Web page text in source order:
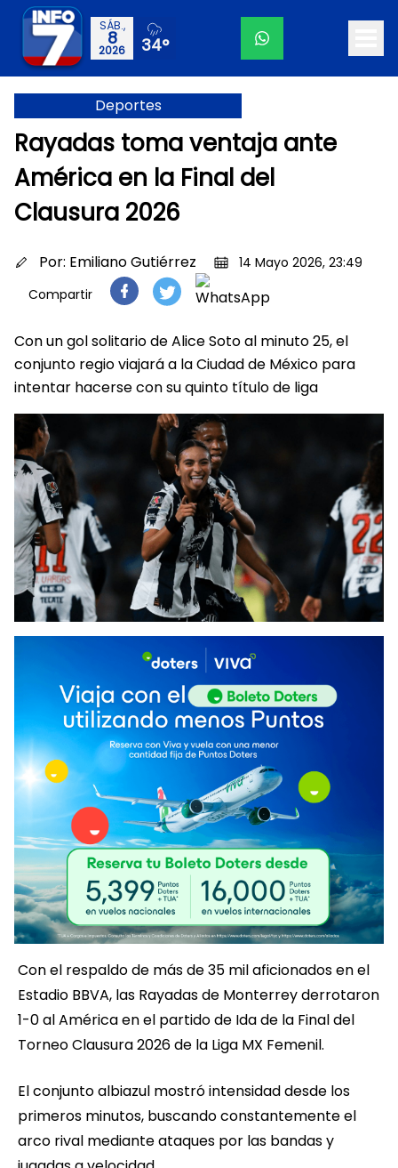
SÁB.,
8
2026 34°
Deportes
Rayadas toma ventaja ante
América en la Final del
Clausura 2026
Por: Emiliano Gutiérrez
14 Mayo 2026, 23:49
Compartir
Con un gol solitario de Alice Soto al minuto 25, el
conjunto regio viajará a la Ciudad de México para
intentar hacerse con su quinto título de liga
Con el respaldo de más de 35 mil aficionados en el
Estadio BBVA, las Rayadas de Monterrey derrotaron
1-0 al América en el partido de Ida de la Final del
Torneo Clausura 2026 de la Liga MX Femenil.
El conjunto albiazul mostró intensidad desde los
primeros minutos, buscando constantemente el
arco rival mediante ataques por las bandas y